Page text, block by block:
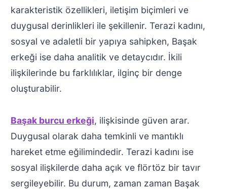
karakteristik özellikleri, iletişim biçimleri ve
duygusal derinlikleri ile şekillenir. Terazi kadını,
sosyal ve adaletli bir yapıya sahipken, Başak
erkeği ise daha analitik ve detaycıdır. İkili
ilişkilerinde bu farklılıklar, ilginç bir denge
oluşturabilir.
Başak burcu erkeği, ilişkisinde güven arar.
Duygusal olarak daha temkinli ve mantıklı
hareket etme eğilimindedir. Terazi kadını ise
sosyal ilişkilerde daha açık ve flörtöz bir tavır
sergileyebilir. Bu durum, zaman zaman Başak